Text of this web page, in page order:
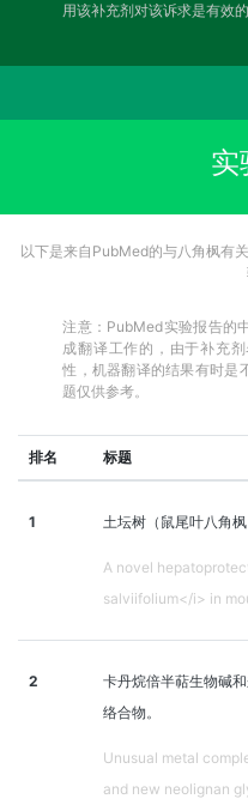
用该补充剂对该诉求是有效
实
以下是来自PubMed的与八角枫有
注意：PubMed实验报告的
成翻译工作的，由于补充
性，机器翻译的结果有时是
题仅供参考。
排名 标题
1 土坛树（鼠尾叶八角
A novel
salviifolium</i> in
2
卡丹烷倍半萜生物碱
络合物。
Unusual metal
and new neolignan